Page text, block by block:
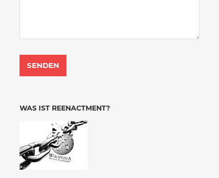
WAS IST REENACTMENT?